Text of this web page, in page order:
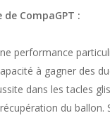
CompaGPT :
performance
à gagner des
dans les tacles
du ballon.